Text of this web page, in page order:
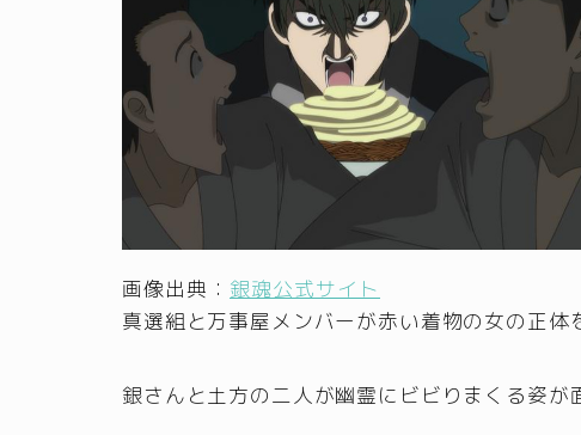
画像出典： 銀魂公式サイト
真選組と万事屋メンバーが赤い着物の女の正体
銀さんと土方の二人が幽霊にビビりまくる姿が